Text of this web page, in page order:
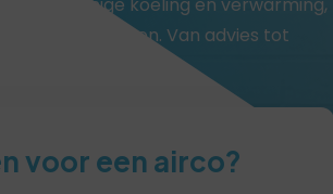
prijzen. Van advies tot
voor een airco?